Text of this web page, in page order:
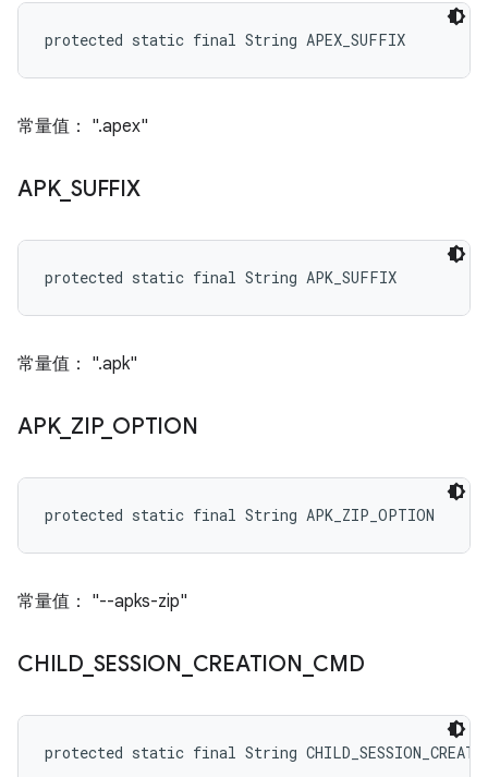
protected static final String APEX_SUFFIX
常量值： ".apex"
APK_ SUFFIX
protected static final String APK_SUFFIX
常量值： ".apk"
APK_ ZIP_ OPTION
protected static final String APK_ZIP_OPTION
常量值： "--apks-zip"
CHILD_ SESSION CREATION CMD
protected static final String